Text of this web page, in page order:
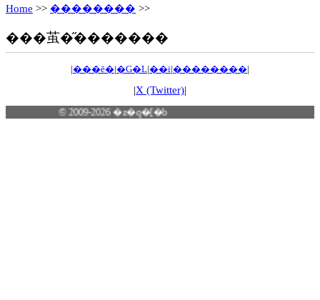
Home >> �������� >>
���茧�̋�������
|���ē�|�G�L|��i|��������|
|X (Twitter)|
© 2009-2026 �z�q�[�b